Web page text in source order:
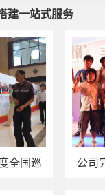
站式服务
建一站式服务
州活动执行 广州政
划公司
全国巡
公司